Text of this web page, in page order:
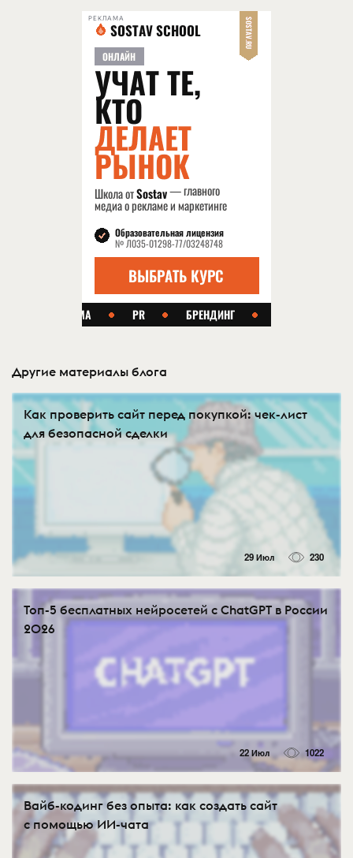
РЕКЛАМА
Другие материалы блога
Как проверить сайт перед покупкой: чек-лист
для безопасной сделки
29 Июл 230
Топ-5 бесплатных нейросетей с ChatGPT в России
2026
22 Июл 1022
Вайб-кодинг без опыта: как создать сайт
с помощью ИИ-чата